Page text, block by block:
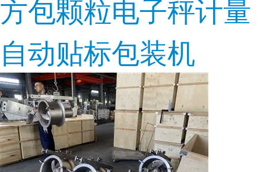
方包颗粒电子秤计量
自动贴标包装机